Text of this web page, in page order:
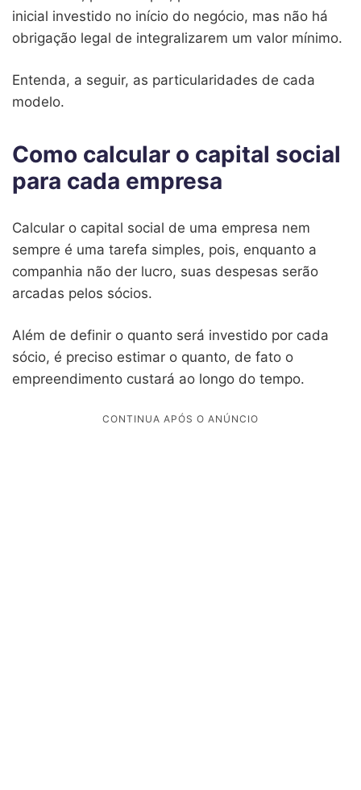
inicial investido no início do negócio, mas não há
obrigação legal de integralizarem um valor mínimo.
Entenda, a seguir, as particularidades de cada
modelo.
Como calcular o capital social
para cada empresa
Calcular o capital social de uma empresa nem
sempre é uma tarefa simples, pois, enquanto a
companhia não der lucro, suas despesas serão
arcadas pelos sócios.
Além de definir o quanto será investido por cada
sócio, é preciso estimar o quanto, de fato o
empreendimento custará ao longo do tempo.